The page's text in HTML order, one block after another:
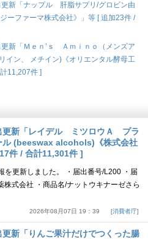
新「ナップル 肝脂サプリ/グロビン由
ーファーマ株式会社》」等 [ 追加23件 /
新「Ｍｅｎ’ｓ Ａｍｉｎｏ（メンズア
イン、 メチイン)《オリエンタル酵母工
11,207件 ]
更新「レイデル ミツロウＡ プラ
ル (beeswax alcohols)《株式会社
件 / 合計11,301件 ]
を更新しました。 ・届出番号/L200 ・届
式会社 ・商品名/ナットウキナーゼさら
2026年08月07日 19：39 消費者庁
新「りんご果汁だけでつくった腸